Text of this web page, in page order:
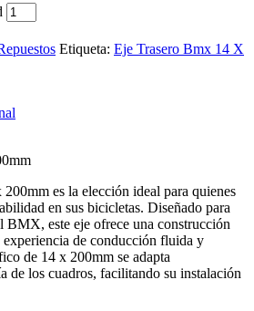
Etiqueta: Eje Trasero Bmx 14 X
es la elección ideal para quienes
en sus bicicletas. Diseñado para
BMX, este eje ofrece una construcción
experiencia de conducción fluida y
de 14 x 200mm se adapta
de los cuadros, facilitando su instalación